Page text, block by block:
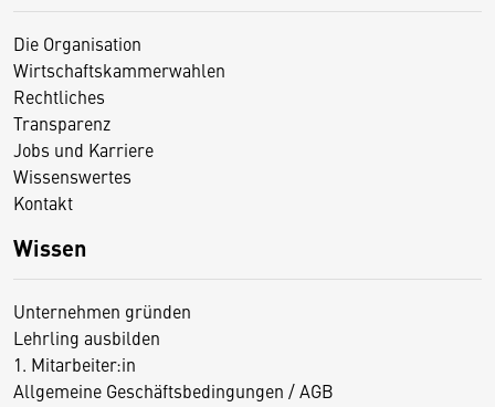
Die Organisation
Wirtschaftskammerwahlen
Rechtliches
Transparenz
Jobs und Karriere
Wissenswertes
Kontakt
Wissen
Unternehmen gründen
Lehrling ausbilden
1. Mitarbeiter:in
Allgemeine Geschäftsbedingungen / AGB